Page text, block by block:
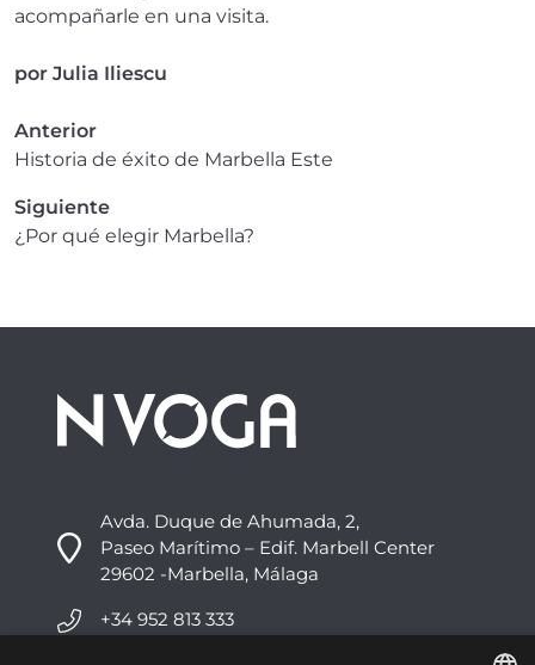
acompañarle en una visita.
por Julia Iliescu
Anterior
Historia de éxito de Marbella Este
Siguiente
¿Por qué elegir Marbella?
Avda. Duque de Ahumada, 2,
Paseo Marítimo – Edif. Marbell Center
29602 -Marbella, Málaga
+34 952 813 333